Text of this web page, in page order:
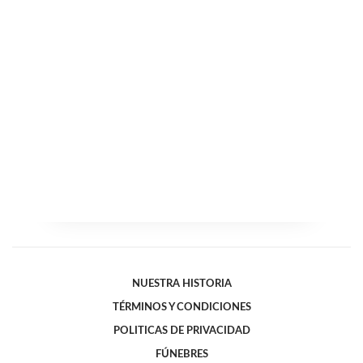
NUESTRA HISTORIA
TÉRMINOS Y CONDICIONES
POLITICAS DE PRIVACIDAD
FÚNEBRES